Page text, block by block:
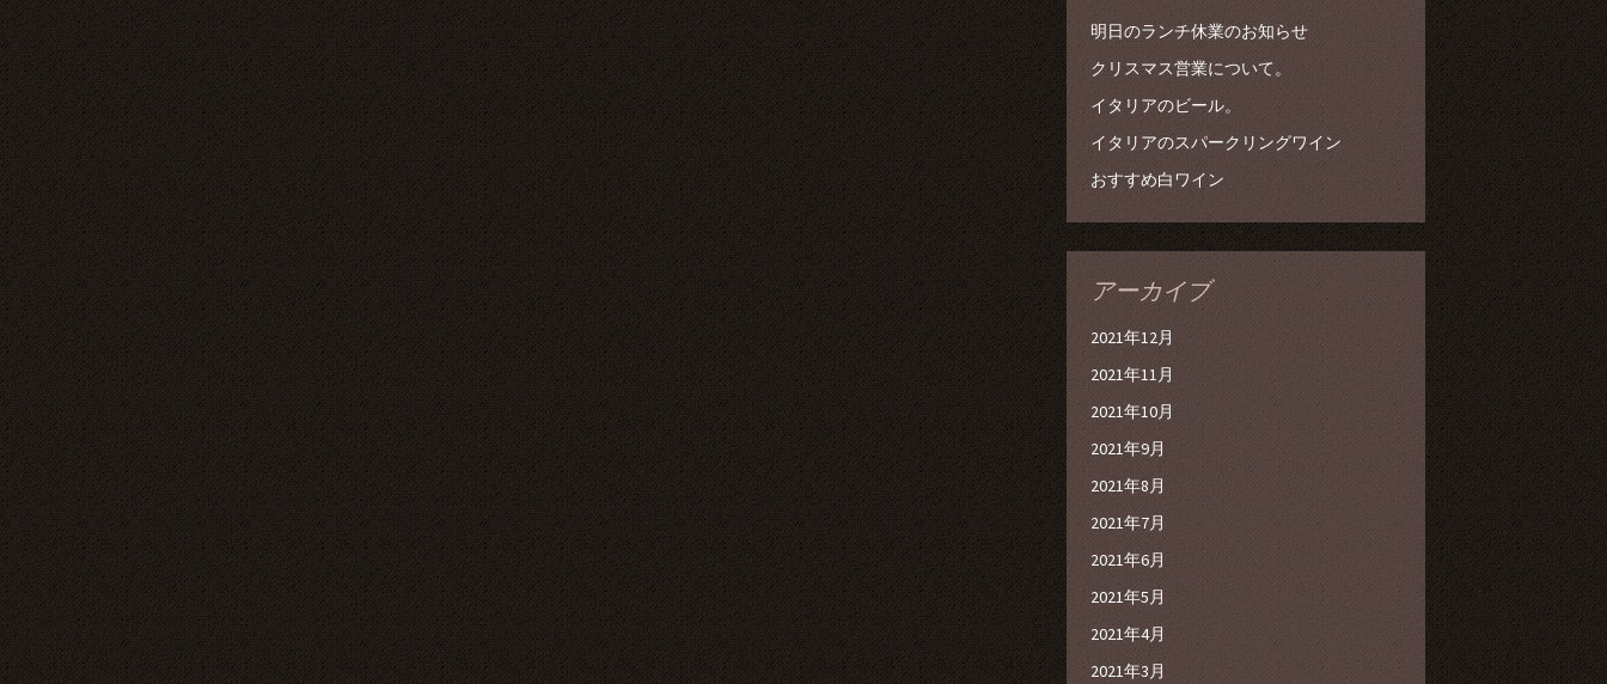
明日のランチ休業のお知らせ
クリスマス営業について。
イタリアのビール。
イタリアのスパークリングワイン
おすすめ白ワイン
アーカイブ
2021年12月
2021年11月
2021年10月
2021年9月
2021年8月
2021年7月
2021年6月
2021年5月
2021年4月
2021年3月